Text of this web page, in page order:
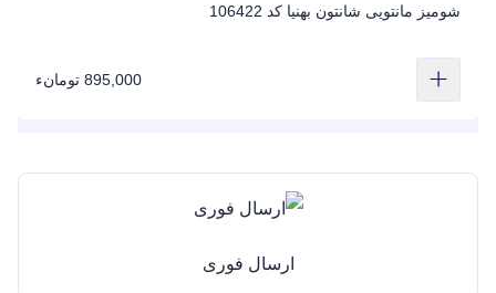
شومیز مانتویی شانتون بهنیا کد 106422
895,000 تومانء
ارسال فوری